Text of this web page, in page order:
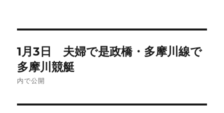
稿
ナ
ビ
1月3日 夫婦で是政橋・多摩川線で
多摩川競艇
内で公開